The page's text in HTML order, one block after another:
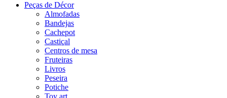
Peças de Décor
Almofadas
Bandejas
Cachepot
Castiçal
Centros de mesa
Fruteiras
Livros
Peseira
Potiche